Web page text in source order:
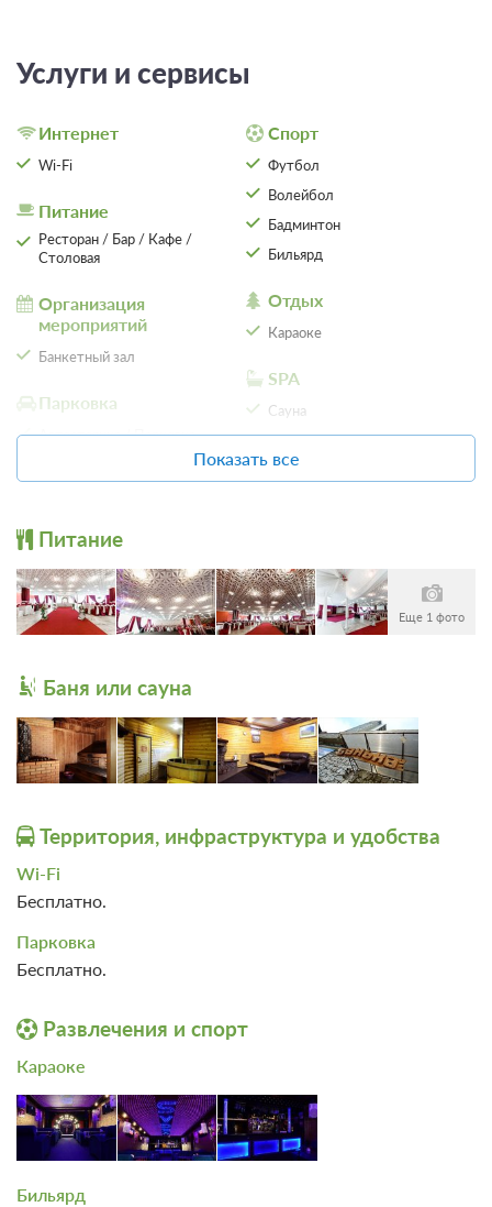
3 фото
1-местный стандарт
Ванная комната в номере
Сплит-система
ЗА НОЧЬ ДЛЯ 1 ГОСТЯ
Услуги и сервисы
Интернет
Wi-Fi
Питание
Ресторан / Бар / Кафе /
Столовая
Организация
мероприятий
Банкетный зал
Парковка
Автостоянка / Парковка
Спорт
Футбол
Волейбол
Бадминтон
Бильярд
Отдых
Караоке
SPA
Сауна
Массаж
Сервисы
Показать все
Питание
Еще 1 фото
Баня или сауна
Территория, инфраструктура и удобства
Wi-Fi
Бесплатно.
Парковка
Бесплатно.
Развлечения и спорт
Караоке
Бильярд